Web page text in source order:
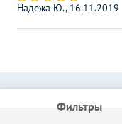
Фильтры
Надежа Ю., 16.11.2019